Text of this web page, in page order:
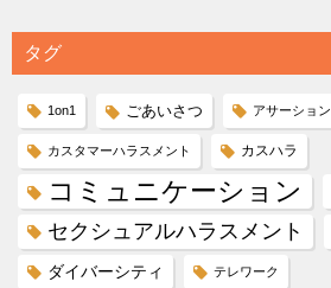
タグ
1on1 ごあいさつ アサーション
カスタマーハラスメント カスハラ
コミュニケーション
セクシュアルハラスメント
ダイバーシティ テレワーク